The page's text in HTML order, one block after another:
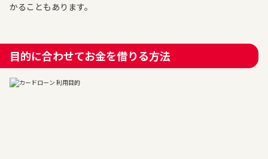
かることもあります。
目的に合わせてお金を借りる方法